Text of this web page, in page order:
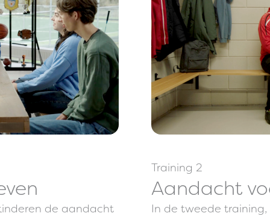
de aandacht
Training 2
Aandacht
In de tweede